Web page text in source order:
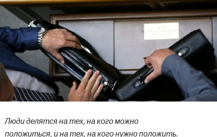
Люди делятся на тех, на кого можно
положиться, и на тех, на кого нужно положить.